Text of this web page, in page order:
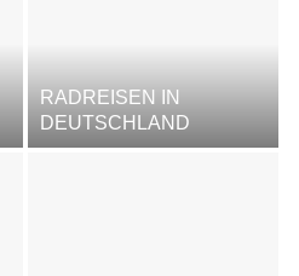
RADREISEN IN
DEUTSCHLAND